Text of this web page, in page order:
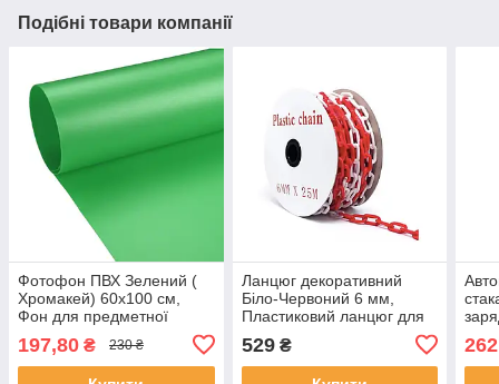
Подібні товари компанії
Фотофон ПВХ Зелений (
Хромакей) 60х100 см,
Фон для предметної
197,80 ₴ 230 ₴
Ланцюг декоративний
Біло-Червоний 6 мм,
Пластиковий ланцюг для
Пластиковий сигнальний
ланцюг 25 м
529₴